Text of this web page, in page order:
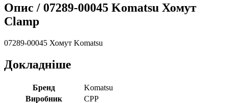
Опис / 07289-00045 Komatsu Хомут
Clamp
07289-00045 Хомут Komatsu
Докладніше
Бренд
Komatsu
Виробник
CPP